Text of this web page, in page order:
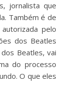
jornalista que
Também é de
pelo
dos Beatles
Beatles, vai
do processo
O que eles